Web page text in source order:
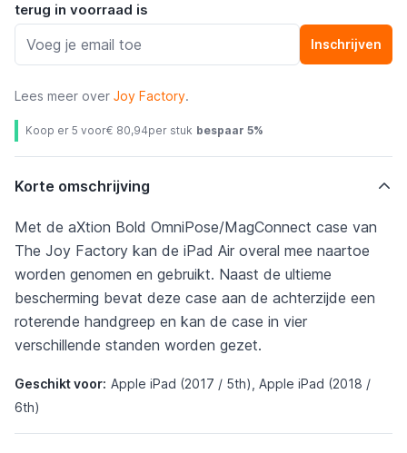
terug in voorraad is
Inschrijven
Lees meer over Joy Factory.
Koop er 5 voor€ 80,94per stuk bespaar 5%
Korte omschrijving
Met de aXtion Bold OmniPose/MagConnect case van
The Joy Factory kan de iPad Air overal mee naartoe
worden genomen en gebruikt. Naast de ultieme
bescherming bevat deze case aan de achterzijde een
roterende handgreep en kan de case in vier
verschillende standen worden gezet.
Geschikt voor: Apple iPad (2017 / 5th), Apple iPad (2018 /
6th)